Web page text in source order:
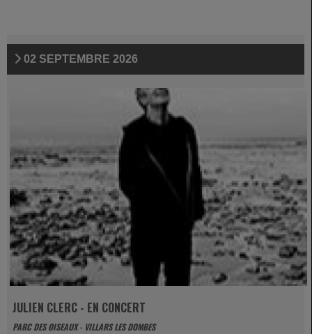
02 SEPTEMBRE 2026
JULIEN CLERC - EN CONCERT
PARC DES OISEAUX - VILLARS LES DOMBES